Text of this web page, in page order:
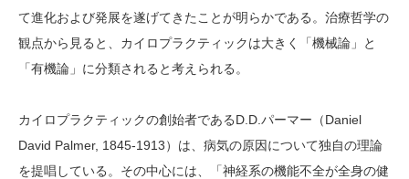
て進化および発展を遂げてきたことが明らかである。治療哲学の
観点から見ると、カイロプラクティックは大きく「機械論」と
「有機論」に分類されると考えられる。
カイロプラクティックの創始者であるD.D.パーマー（Daniel
David Palmer, 1845-1913）は、病気の原因について独自の理論
を提唱している。その中心には、「神経系の機能不全が全身の健